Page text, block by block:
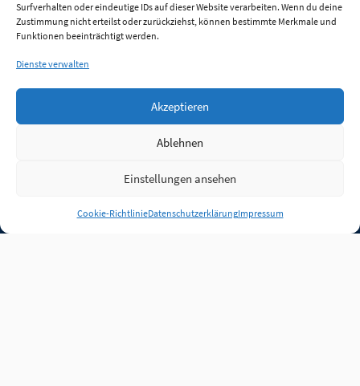
Surfverhalten oder eindeutige IDs auf dieser Website verarbeiten. Wenn du deine
Zustimmung nicht erteilst oder zurückziehst, können bestimmte Merkmale und
Funktionen beeinträchtigt werden.
Dienste verwalten
Akzeptieren
Ablehnen
Einstellungen ansehen
Cookie-RichtlinieDatenschutzerklärungImpressum
Anmelden
Jobs Partner FAQ Quellen